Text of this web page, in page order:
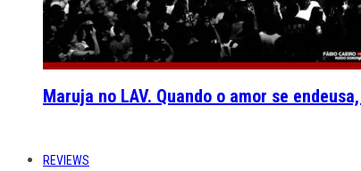
Maruja no LAV. Quando o amor se
REVIEWS